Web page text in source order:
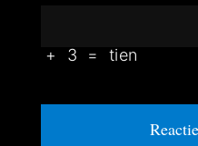
+ 3 = tien